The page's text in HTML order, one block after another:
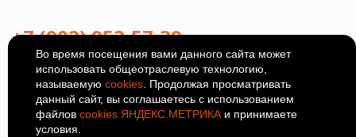
+7 (902) 953-57-39
414024, Россия, Астрахань, ул.
Ширяева, 8Б
© 2026Политика
конфиденциальности
Во время посещения вами данного сайта может
использовать общеотраслевую технологию,
называемую cookies . Продолжая просматривать
данный сайт, вы соглашаетесь с использованием
файлов cookies ЯНДЕКС.МЕТРИКА и принимаете
условия.